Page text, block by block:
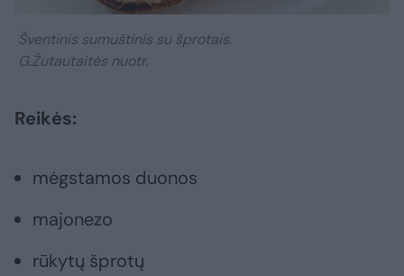
Šventinis sumuštinis su šprotais.
G.Žutautaitės nuotr.
Reikės:
mėgstamos duonos
majonezo
rūkytų šprotų